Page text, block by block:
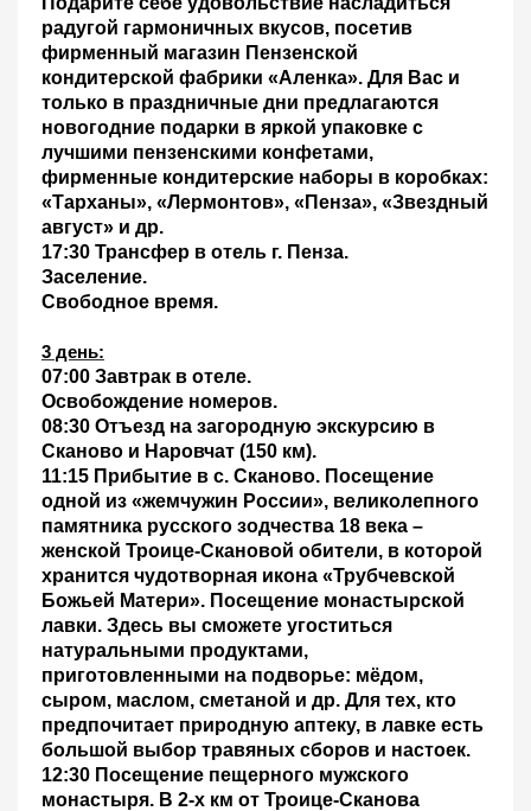
радугой гармоничных вкусов, посетив
фирменный магазин Пензенской
кондитерской фабрики «Аленка». Для Вас и
только в праздничные дни предлагаются
новогодние подарки в яркой упаковке с
лучшими пензенскими конфетами,
фирменные кондитерские наборы в коробках:
«Тарханы», «Лермонтов», «Пенза», «Звездный
август» и др.
17:30 Трансфер в отель г. Пенза.
Заселение.
Свободное время.
3 день:
07:00 Завтрак в отеле.
Освобождение номеров.
08:30 Отъезд на загородную экскурсию в
Сканово и Наровчат (150 км).
11:15 Прибытие в с. Сканово. Посещение
одной из «жемчужин России», великолепного
памятника русского зодчества 18 века –
женской Троице-Скановой обители, в которой
хранится чудотворная икона «Трубчевской
Божьей Матери». Посещение монастырской
лавки. Здесь вы сможете угоститься
натуральными продуктами,
приготовленными на подворье: мёдом,
сыром, маслом, сметаной и др. Для тех, кто
предпочитает природную аптеку, в лавке есть
большой выбор травяных сборов и настоек.
12:30 Посещение пещерного мужского
монастыря. В 2-х км от Троице-Сканова